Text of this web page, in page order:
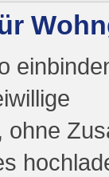
W
ohne